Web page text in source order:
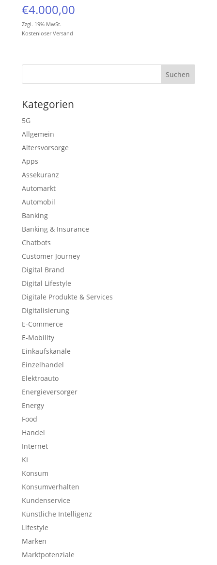
€4.000,00
Zzgl. 19% MwSt.
Kostenloser Versand
Kategorien
5G
Allgemein
Altersvorsorge
Apps
Assekuranz
Automarkt
Automobil
Banking
Banking & Insurance
Chatbots
Customer Journey
Digital Brand
Digital Lifestyle
Digitale Produkte & Services
Digitalisierung
E-Commerce
E-Mobility
Einkaufskanäle
Einzelhandel
Elektroauto
Energieversorger
Energy
Food
Handel
Internet
KI
Konsum
Konsumverhalten
Kundenservice
Künstliche Intelligenz
Lifestyle
Marken
Marktpotenziale